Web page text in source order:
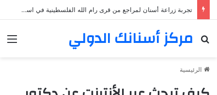
تجربة زراعة أسنان لمراجع من قرى رام الله الفلسطينية في اسطنبول
مركز أسنانك الدولي
بحث عن
الرئيسية